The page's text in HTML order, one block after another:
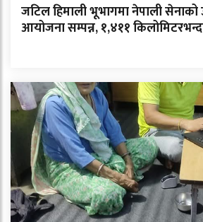
जटिल हिमाली भूभागमा नेपाली
आयोजना सम्पन्न, १,४११